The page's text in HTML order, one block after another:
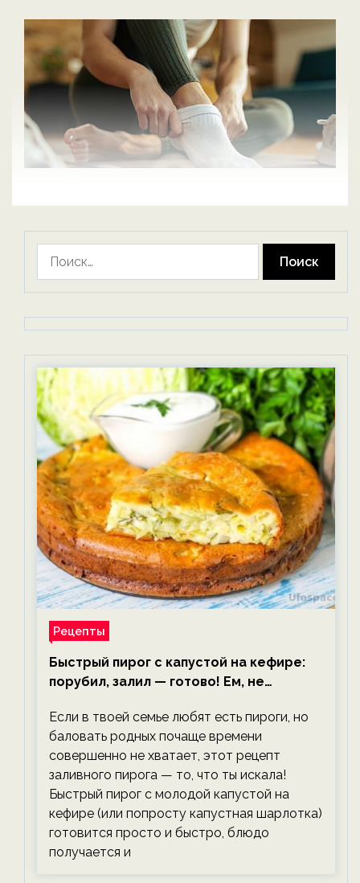
Рецепты
Быстрый пирог с капустой на кефире:
порубил, залил — готово! Ем, не
Если в твоей семье любят есть пироги, но
баловать родных почаще времени
совершенно не хватает, этот рецепт
заливного пирога — то, что ты искала!
Быстрый пирог с молодой капустой на
кефире (или попросту капустная шарлотка)
готовится просто и быстро, блюдо
получается и